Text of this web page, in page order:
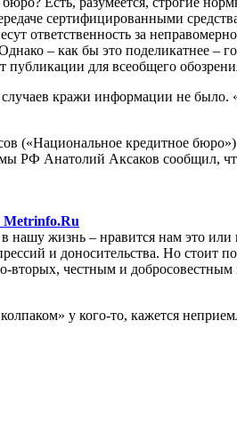
сертифицированными
ответственность за
– как бы это поделикатнее –
для всеобщего
кражи информации не
(«Национальное кредитное
РФ Анатолий Аксаков
Metrinfo.Ru
жизнь – нравится нам это или
и доносительства. Но стоит
честным и
у кого-то, кажется